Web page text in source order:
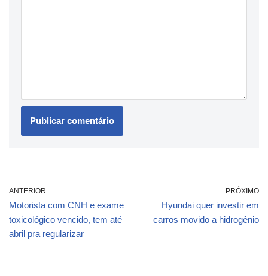
ANTERIOR
Motorista com CNH e exame
toxicológico vencido, tem até
abril pra regularizar
PRÓXIMO
Hyundai quer investir em
carros movido a hidrogênio